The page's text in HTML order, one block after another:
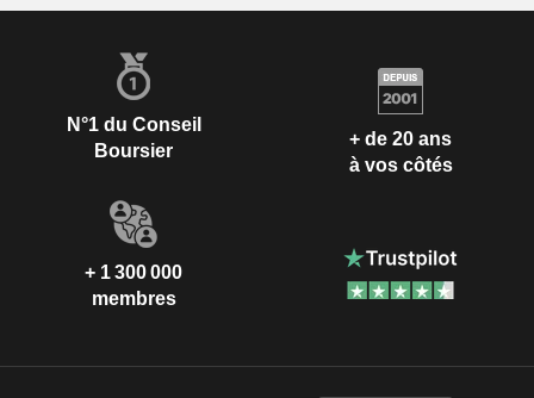
N°1 du Conseil
Boursier
+ de 20 ans
à vos côtés
+ 1 300 000
membres